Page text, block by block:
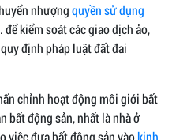
nhượngquyền sử dụng
kiểm soát các giao dịch ảo,
định pháp luật đất đai
chỉnh hoạt động môi giới bất
bất động sản, nhất là nhà ở
việc đưa bất động sản vàokinh